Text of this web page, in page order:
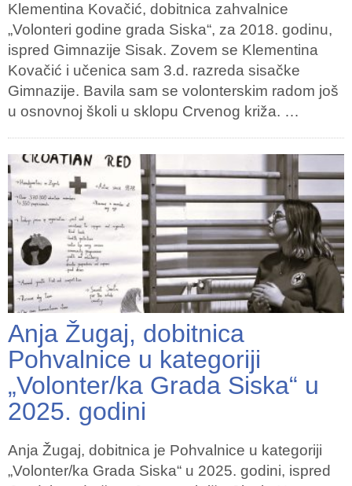
Klementina Kovačić, dobitnica zahvalnice
„Volonteri godine grada Siska“, za 2018. godinu,
ispred Gimnazije Sisak. Zovem se Klementina
Kovačić i učenica sam 3.d. razreda sisačke
Gimnazije. Bavila sam se volonterskim radom još
u osnovnoj školi u sklopu Crvenog križa. …
Anja Žugaj, dobitnica
Pohvalnice u kategoriji
„Volonter/ka Grada Siska“ u
2025. godini
Anja Žugaj, dobitnica je Pohvalnice u kategoriji
„Volonter/ka Grada Siska“ u 2025. godini, ispred